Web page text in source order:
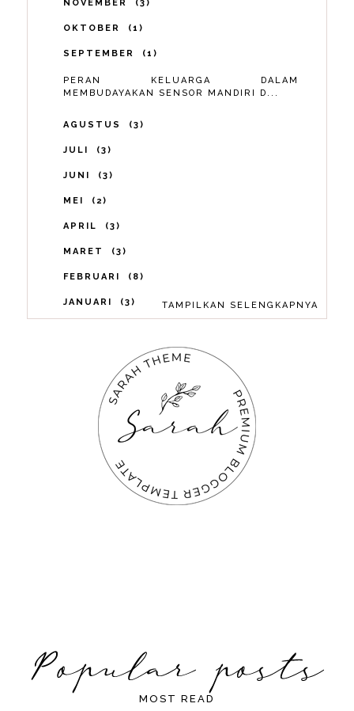
NOVEMBER 3
OKTOBER 1
SEPTEMBER 1
PERAN KELUARGA DALAM
MEMBUDAYAKAN SENSOR MANDIRI D...
AGUSTUS 3
JULI 3
JUNI 3
MEI 2
APRIL 3
MARET 3
FEBRUARI 8
JANUARI 3 TAMPILKAN SELENGKAPNYA
MOST READ